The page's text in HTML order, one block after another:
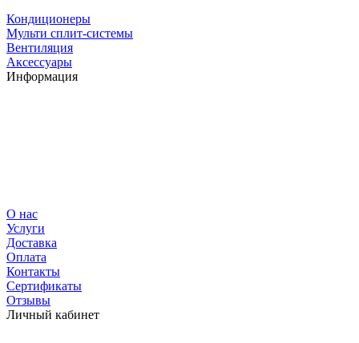
Кондиционеры
Мульти сплит-системы
Вентиляция
Аксессуары
Информация
О нас
Услуги
Доставка
Оплата
Контакты
Сертификаты
Отзывы
Личный кабинет